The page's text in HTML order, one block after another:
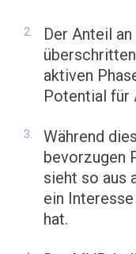
Der Anteil
aktiven
Potential für
Während
bevorzugen
sieht so aus
ein
hat.